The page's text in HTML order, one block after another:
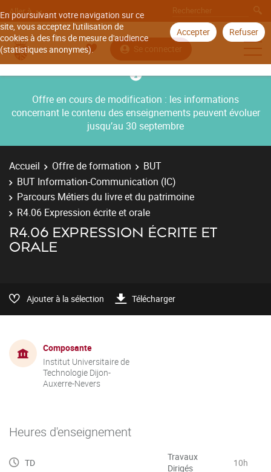
En poursuivant votre navigation sur ce
site, vous acceptez l'utilisation de
cookies à des fins de mesure d'audience
(statistiques anonymes).
Accepter Refuser
Aller à
Se connecter
Offre en cours de modification : les informations
concernant le contenu des enseignements peuvent évoluer
jusqu’au 30 septembre
Accueil Offre de formation
BUT
BUT Information-Communication (IC)
Parcours Métiers du livre et du patrimoine
R4.06 Expression écrite et orale
R4.06 EXPRESSION ÉCRITE ET
ORALE
Ajouter à la sélection Télécharger
Composante
Institut Universitaire de
Technologie Dijon-
Auxerre-Nevers
Heures d'enseignement
TD
Travaux
Dirigés
10h